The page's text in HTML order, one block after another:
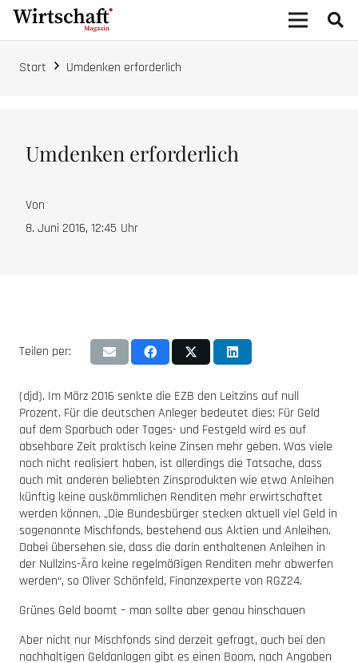
Start Umdenken erforderlich
Umdenken erforderlich
Von
8. Juni 2016, 12:45 Uhr
Teilen per:
(djd). Im März 2016 senkte die EZB den Leitzins auf null
Prozent. Für die deutschen Anleger bedeutet dies: Für Geld
auf dem Sparbuch oder Tages- und Festgeld wird es auf
absehbare Zeit praktisch keine Zinsen mehr geben. Was viele
noch nicht realisiert haben, ist allerdings die Tatsache, dass
auch mit anderen beliebten Zinsprodukten wie etwa Anleihen
künftig keine auskömmlichen Renditen mehr erwirtschaftet
werden können. „Die Bundesbürger stecken aktuell viel Geld in
sogenannte Mischfonds, bestehend aus Aktien und Anleihen.
Dabei übersehen sie, dass die darin enthaltenen Anleihen in
der Nullzins-Ära keine regelmäßigen Renditen mehr abwerfen
werden“, so Oliver Schönfeld, Finanzexperte von RGZ24.
Grünes Geld boomt – man sollte aber genau hinschauen
Aber nicht nur Mischfonds sind derzeit gefragt, auch bei den
nachhaltigen Geldanlagen gibt es einen Boom, nach Angaben